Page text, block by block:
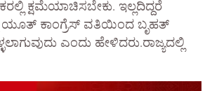
ಕ್ಷಮೆಯಾಚಿಸಬೇಕು. ಇಲ್ಲದಿದ್ದರೆ
ಯೂತ್ ಕಾಂಗ್ರೆಸ್ ವತಿಯಿಂದ ಬೃಹತ್
ಎಂದು ಹೇಳಿದರು.ರಾಜ್ಯದಲ್ಲಿ